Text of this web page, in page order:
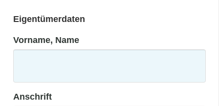
Eigentümerdaten
Vorname, Name
Anschrift